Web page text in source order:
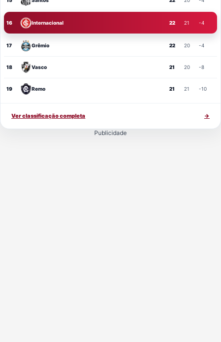
16 Internacional 22 21 -4
17 Grêmio 22 20 -4
18 Vasco 21 20 -8
19 Remo 21 21 -10
Ver classificação completa →
Publicidade